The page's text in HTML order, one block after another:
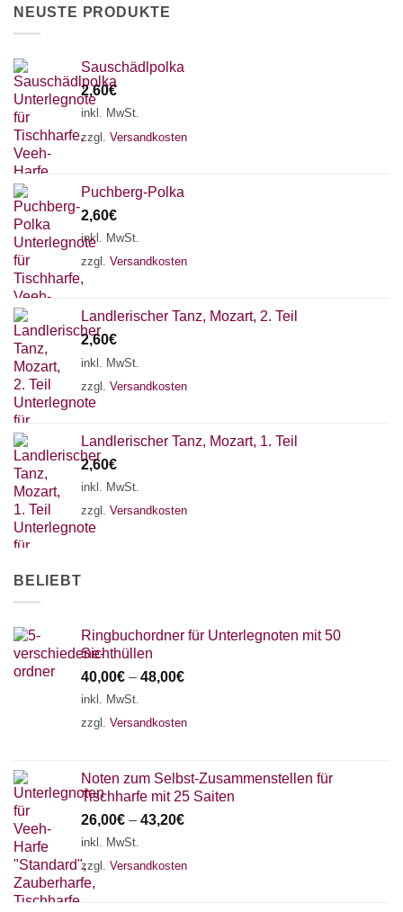
NEUSTE PRODUKTE
Sauschädlpolka
2,60€
inkl. MwSt.
zzgl. Versandkosten
Puchberg-Polka
2,60€
inkl. MwSt.
zzgl. Versandkosten
Landlerischer Tanz, Mozart, 2. Teil
2,60€
inkl. MwSt.
zzgl. Versandkosten
Landlerischer Tanz, Mozart, 1. Teil
2,60€
inkl. MwSt.
zzgl. Versandkosten
BELIEBT
Ringbuchordner für Unterlegnoten mit 50
Sichthüllen
40,00€ – 48,00€
inkl. MwSt.
zzgl. Versandkosten
Noten zum Selbst-Zusammenstellen für
Tischharfe mit 25 Saiten
26,00€ – 43,20€
inkl. MwSt.
zzgl. Versandkosten